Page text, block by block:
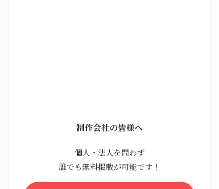
制作会社の皆様へ
個人・法人を問わず
誰でも無料掲載が可能です！